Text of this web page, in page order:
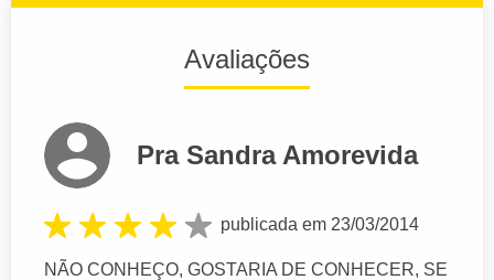
Avaliações
Pra Sandra Amorevida
publicada em 23/03/2014
NÃO CONHEÇO, GOSTARIA DE CONHECER, SE